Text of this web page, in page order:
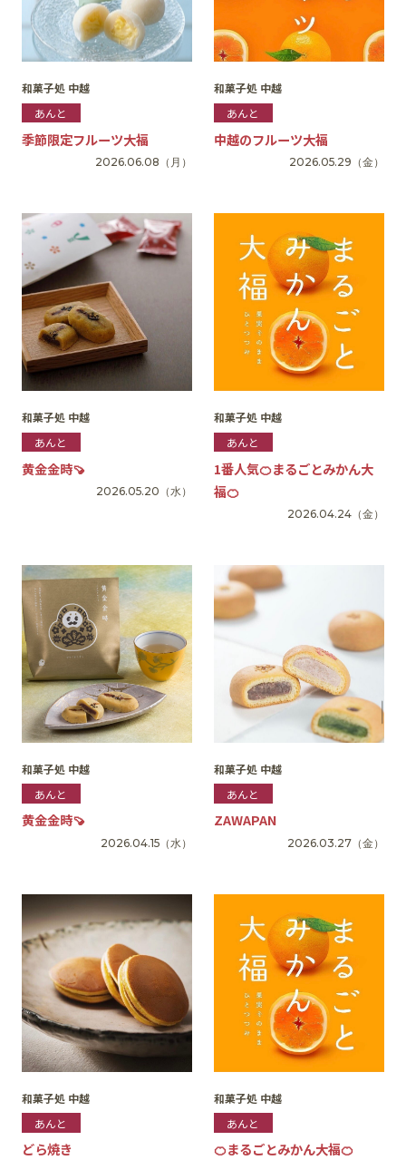
和菓子処 中越
あんと
季節限定フルーツ大福
2026.06.08 （月）
和菓子処 中越
あんと
中越のフルーツ大福
2026.05.29 （金）
和菓子処 中越
あんと
黄金金時🍠
2026.05.20 （水）
和菓子処 中越
あんと
1番人気🍊まるごとみかん大
福🍊
2026.04.24 （金）
和菓子処 中越
あんと
黄金金時🍠
2026.04.15 （水）
和菓子処 中越
あんと
ZAWAPAN
2026.03.27 （金）
和菓子処 中越
あんと
どら焼き
和菓子処 中越
あんと
🍊まるごとみかん大福🍊